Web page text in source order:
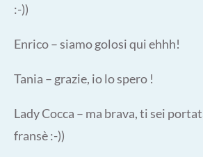
:-))
Enrico – siamo golosi qui ehhh!
Tania – grazie, io lo spero !
Lady Cocca – ma brava, ti sei
fransè :-))